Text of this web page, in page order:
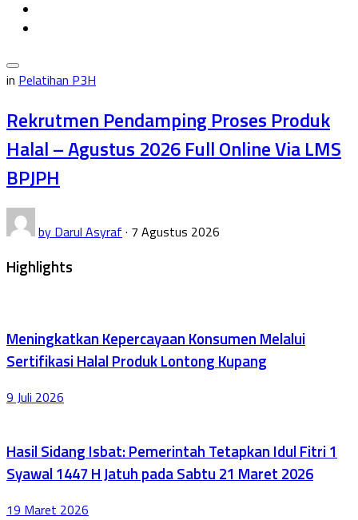
in Pelatihan P3H
Rekrutmen Pendamping Proses Produk
Halal – Agustus 2026 Full Online Via LMS
BPJPH
by Darul Asyraf · 7 Agustus 2026
Highlights
Meningkatkan Kepercayaan Konsumen Melalui
Sertifikasi Halal Produk Lontong Kupang
9 Juli 2026
Hasil Sidang Isbat: Pemerintah Tetapkan Idul Fitri 1
Syawal 1447 H Jatuh pada Sabtu 21 Maret 2026
19 Maret 2026